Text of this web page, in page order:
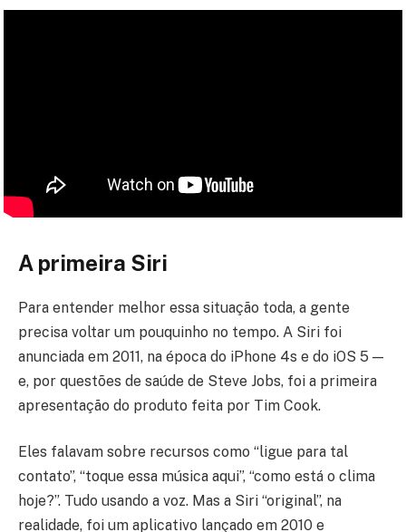
A primeira Siri
Para entender melhor essa situação toda, a gente
precisa voltar um pouquinho no tempo. A Siri foi
anunciada em 2011, na época do iPhone 4s e do iOS 5 —
e, por questões de saúde de Steve Jobs, foi a primeira
apresentação do produto feita por Tim Cook.
Eles falavam sobre recursos como “ligue para tal
contato”, “toque essa música aqui”, “como está o clima
hoje?”. Tudo usando a voz. Mas a Siri “original”, na
realidade, foi um aplicativo lançado em 2010 e